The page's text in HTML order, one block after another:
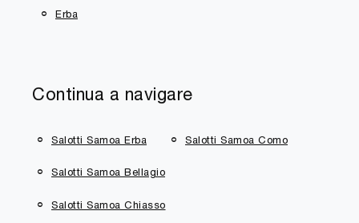
Erba
Continua a navigare
Salotti Samoa Erba Salotti Samoa Como
Salotti Samoa Bellagio
Salotti Samoa Chiasso